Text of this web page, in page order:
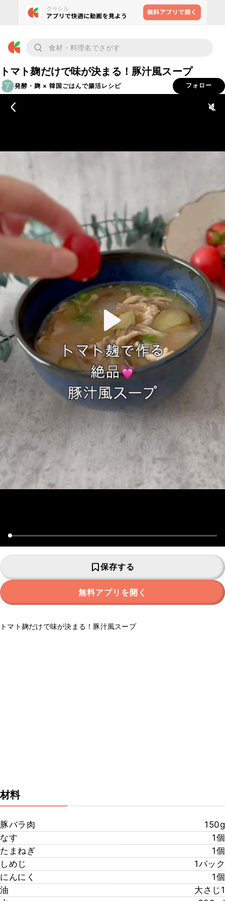
トマト麹だけで味が決まる！豚汁風スープ
発酵・麹 × 韓国ごはんで腸活レシピ フォロー
保存する
無料アプリを開く
トマト麹だけで味が決まる！豚汁風スープ
材料
豚バラ肉
150g
なす
1個
たまねぎ
1個
しめじ
1パック
にんにく
1個
油
大さじ1